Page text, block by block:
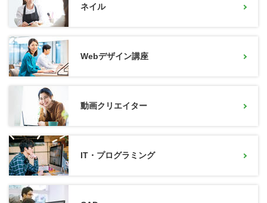
ネイル
Webデザイン講座
動画クリエイター
IT・プログラミング